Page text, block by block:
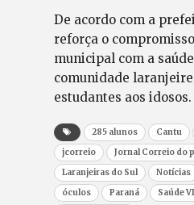
De acordo com a
reforça o
municipal com a
comunidade
estudantes aos idosos.
285 alunos Cantu
jcorreio
Jornal Correio do
Laranjeiras do Sul
Notícias
óculos
Paraná
Saúde